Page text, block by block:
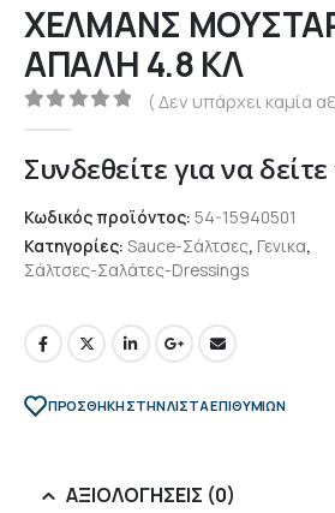
ΧΕΛΜΑΝΣ
ΑΠΑΛΗ 4.8 ΚΛ
0out of 5
( Δεν υπάρχει καμία
Συνδεθείτε για να δείτε
Κωδικός προϊόντος: 54-15940501
Κατηγορίες: Sauce-Σάλτσες, Γενικα,
Σάλτσες-Σαλάτες-Dressings
ΠΡΌΣΘΉΚΗ ΣΤΗΝ ΛΊΣΤΑ ΕΠΙΘΥΜΙΏΝ
ΑΞΙΟΛΟΓΉΣΕΙΣ (0)